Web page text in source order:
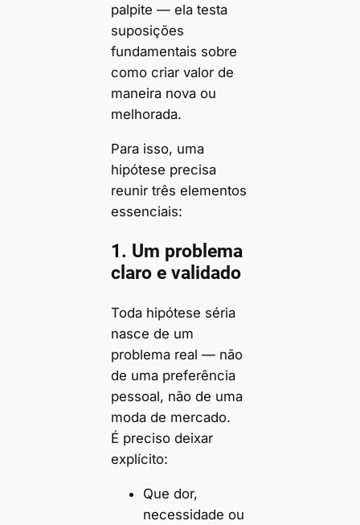
palpite — ela testa
suposições
fundamentais sobre
como criar valor de
maneira nova ou
melhorada.
Para isso, uma
hipótese precisa
reunir três elementos
essenciais:
1. Um problema
claro e validado
Toda hipótese séria
nasce de um
problema real — não
de uma preferência
pessoal, não de uma
moda de mercado.
É preciso deixar
explícito:
Que dor,
necessidade ou